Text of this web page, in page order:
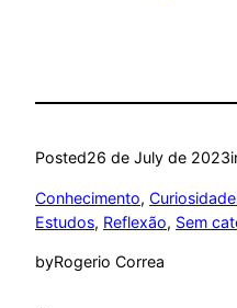
Posted26 de July de 2023
Conhecimento,
Estudos, Reflexão, Sem
byRogerio Correa